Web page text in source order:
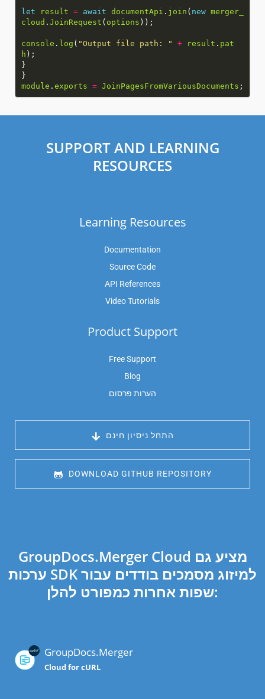
let result = await documentApi . join ( new merger_
cloud . JoinRequest ( options
console . log ( "Output file path: " + result . pat
h
module . exports = JoinPagesFromVariousDocuments
SUPPORT AND LEARNING
RESOURCES
Learning Resources
Documentation
Source Code
API References
Video Tutorials
Product Support
Free Support
Blog
הערות פרסום
התחל ניסיון חינם
DOWNLOAD GITHUB REPOSITORY
GroupDocs.Merger Cloud מציע גם
ערכות SDK למיזוג מסמכים בודדים עבור
שפות אחרות כמפורט להלן:
GroupDocs.Merger
Cloud for cURL